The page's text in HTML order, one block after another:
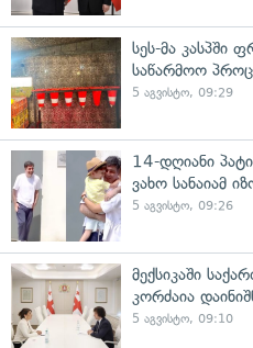
სეს-მა კასპში
საწარმოო
5 აგვისტო, 09:29
14-დღიანი
ვახო სანაიამ
5 აგვისტო, 09:26
მექსიკაში
კორძაია
5 აგვისტო, 09:10